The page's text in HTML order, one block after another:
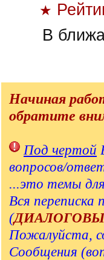
★
В
Начиная
обратите
Под чертой
вопросов/
...это темы
Вся переписка
(
Пожалуйста,
Сообщения